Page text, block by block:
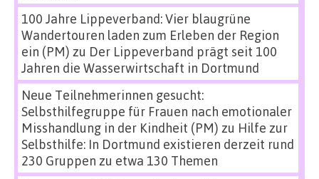
100 Jahre Lippeverband: Vier blaugrüne
Wandertouren laden zum Erleben der Region
ein (PM) zu Der Lippeverband prägt seit 100
Jahren die Wasserwirtschaft in Dortmund
Neue Teilnehmerinnen gesucht:
Selbsthilfegruppe für Frauen nach emotionaler
Misshandlung in der Kindheit (PM) zu Hilfe zur
Selbsthilfe: In Dortmund existieren derzeit rund
230 Gruppen zu etwa 130 Themen